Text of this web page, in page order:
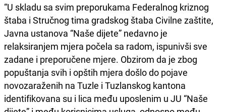
“U skladu sa svim preporukama Federalnog kriznog
štaba i Stručnog tima gradskog štaba Civilne zaštite,
Javna ustanova “Naše dijete” nedavno je
relaksiranjem mjera počela sa radom, ispunivši sve
zadane i preporučene mjere. Obzirom da je zbog
popuštanja svih i opštih mjera došlo do pojave
novozaraženih na Tuzle i Tuzlanskog kantona
identifikovana su i lica među uposlenim u JU “Naše